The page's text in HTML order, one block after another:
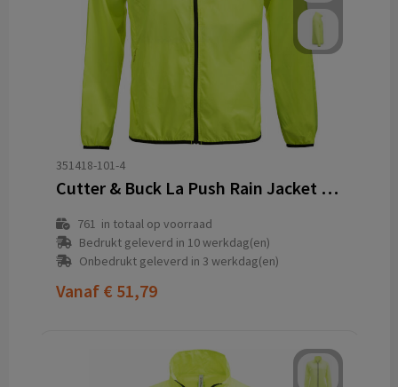
351418-101-4
Cutter & Buck La Push Rain Jacket Heren
761 in totaal op voorraad
Bedrukt geleverd in 10 werkdag(en)
Onbedrukt geleverd in 3 werkdag(en)
Vanaf € 51,79